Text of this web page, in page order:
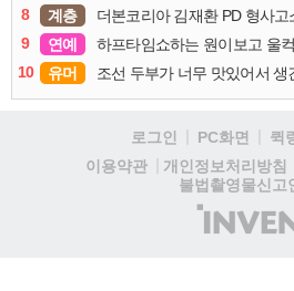
8
계층 더본코리아 김재환 PD 형사고
9
연예 하프타임쇼하는 원이보고 울
10
유머 조선 두부가 너무 맛있어서 생
로그인 PC화면 퀵
이용약관
개인정보처리방침
불법촬영물신고
(주)
인